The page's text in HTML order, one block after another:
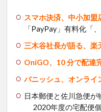
スマホ決済、中小加盟
「PayPay」有料化「
三木谷社長が語る、楽
OniGO、10 分で配達
バニッシュ、オンライ
日本郵便と佐川急便が
2020年度の宅配便